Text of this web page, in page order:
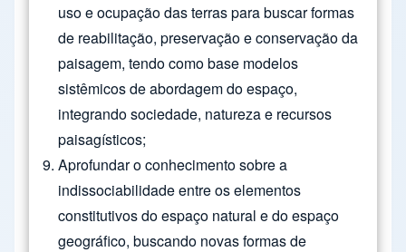
uso e ocupação das terras para buscar formas
de reabilitação, preservação e conservação da
paisagem, tendo como base modelos
sistêmicos de abordagem do espaço,
integrando sociedade, natureza e recursos
paisagísticos;
Aprofundar o conhecimento sobre a
indissociabilidade entre os elementos
constitutivos do espaço natural e do espaço
geográfico, buscando novas formas de